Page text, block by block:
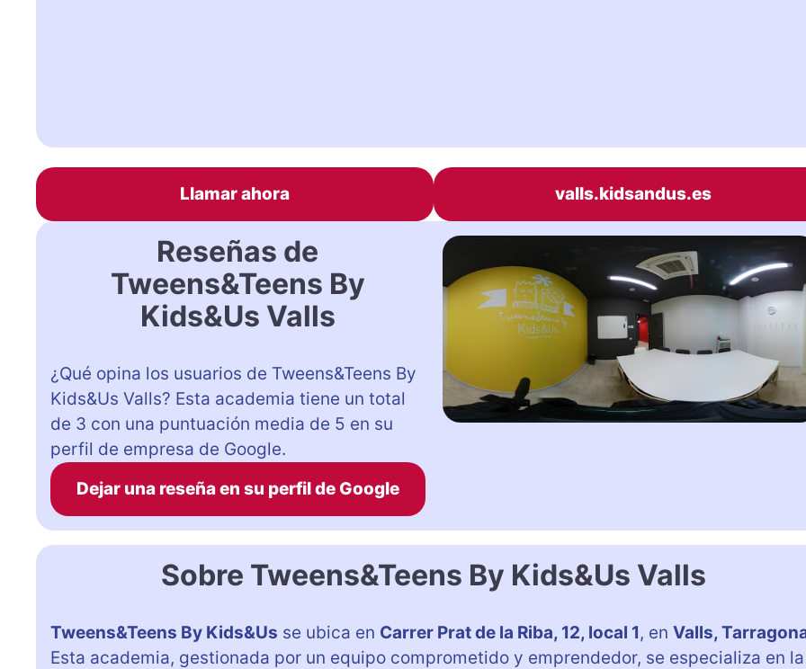
Llamar ahora valls.kidsandus.es
Reseñas de
Tweens&Teens By
Kids&Us Valls
¿Qué opina los usuarios de Tweens&Teens By
Kids&Us Valls? Esta academia tiene un total
de 3 con una puntuación media de 5 en su
perfil de empresa de Google.
Dejar una reseña en su perfil de Google
Sobre Tweens&Teens By Kids&Us Valls
Tweens&Teens By Kids&Us se ubica en Carrer Prat de la Riba, 12, local 1, en Valls,
Esta academia, gestionada por un equipo comprometido y emprendedor, se especializa en la